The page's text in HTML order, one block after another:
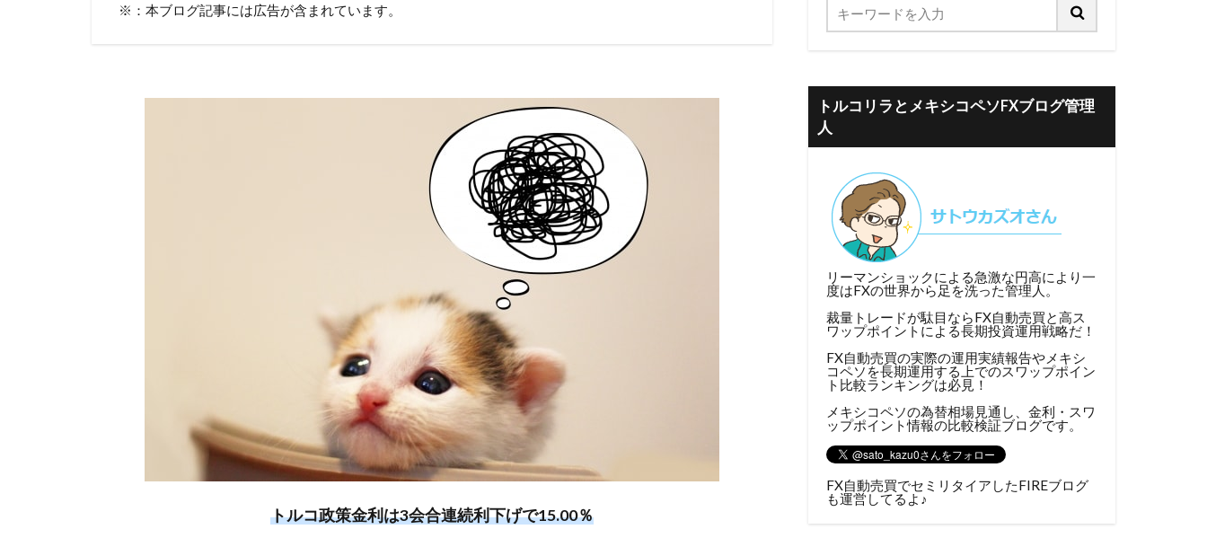
※：本ブログ記事には広告が含まれています。
トルコ政策金利は3会合連続利下げで15.00％
トルコリラとメキシコペソFXブログ管理
人
リーマンショックによる急激な円高により一
度はFXの世界から足を洗った管理人。
裁量トレードが駄目ならFX自動売買と高ス
ワップポイントによる長期投資運用戦略だ！
FX自動売買の実際の運用実績報告やメキシ
コペソを長期運用する上でのスワップポイン
ト比較ランキングは必見！
メキシコペソの為替相場見通し、金利・スワ
ップポイント情報の比較検証ブログです。
FX自動売買でセミリタイアしたFIREブログ
も運営してるよ♪